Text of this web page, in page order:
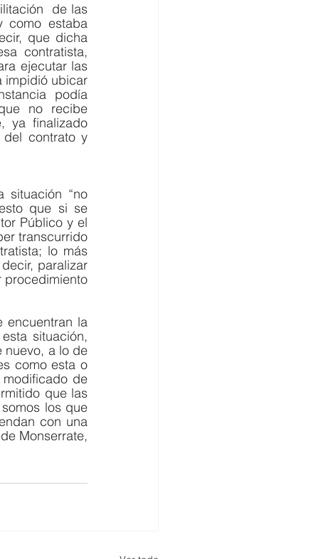
de las
como estaba
que dicha
contratista,
ejecutar las
impidió ubicar
podía
no recibe
ya finalizado
del contrato y
situación “no
que si se
Público y el
transcurrido
lo más
paralizar
procedimiento
encuentran la
situación,
nuevo, a lo de
como esta o
de
que las
los que
con una
Monserrate,